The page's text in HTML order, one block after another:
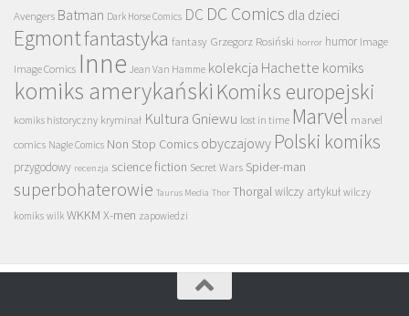
Avengers Batman Dark Horse Comics DC DC Comics dla dzieci
Egmontfantastyka fantasy Grzegorz Rosiński horror humor Image
Image Comics Inne Jean Van Hamme kolekcja Hachette komiks
komiks amerykański Komiks europejski
komiks historyczny kryminał Kultura Gniewu lost in time Marvel marvel
comics Nagle Comics Non Stop Comics obyczajowy Polski komiks
przygodowy recenzja science fiction Secret Wars Spider-man
superbohaterowie Taurus Media Thor Thorgalwilczy artykuł wilczy
komiks wilk WKKM X-men zapowiedzi